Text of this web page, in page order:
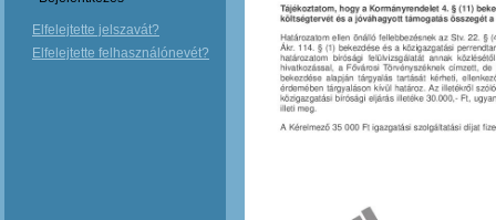
Elfelejtette jelszavát?
Elfelejtette felhasználónevét?